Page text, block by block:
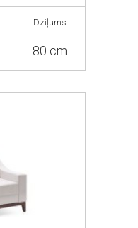
Dziļums
80 cm